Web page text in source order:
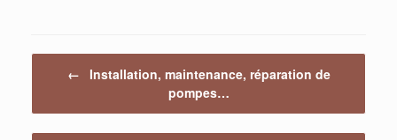
←
Installation, maintenance, réparation de
pompes…